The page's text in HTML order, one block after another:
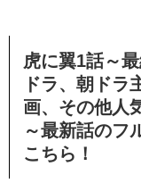
虎に翼1話～
ドラ、 朝ドラ
画、その他人
～最新話のフ
こちら！